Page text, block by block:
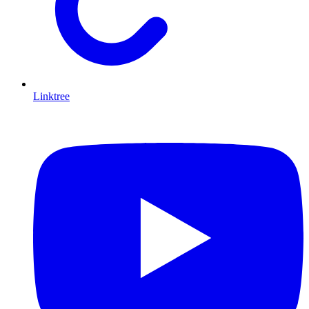
Linktree